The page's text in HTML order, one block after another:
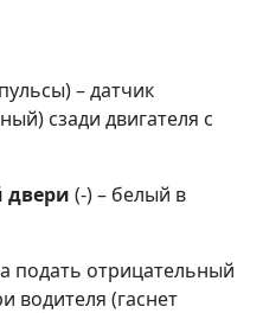
– датчик
сзади двигателя с
двери (-) – белый в
подать отрицательный
водителя (гаснет